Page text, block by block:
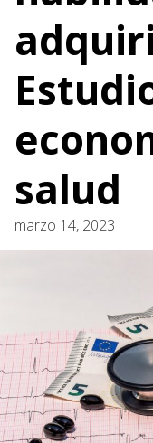
salud
marzo 14, 2023